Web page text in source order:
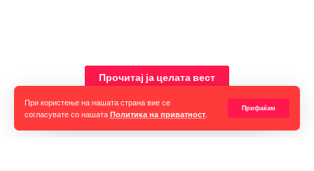
При користење на нашата страна вие се
согласувате со нашата Политика на приватност
Прифаќам
Прочитај ја целата вест